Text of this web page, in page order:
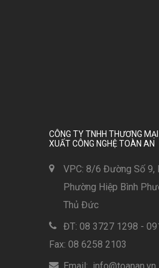
CÔNG TY TNHH THƯƠNG
XUẤT CÔNG NGHỆ TOÀN AN
VPC: 8/6 Đường Số 9,
Phường Hiệp Bình
Thủ Đức
ĐT: 08 3727 1298 -
Fax: 08 6258 2103